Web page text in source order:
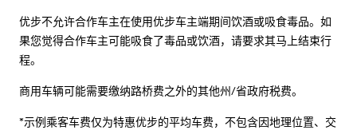
优步不允许合作车主在使用优步车主端期间饮酒或吸食毒品。如
果您觉得合作车主可能吸食了毒品或饮酒，请要求其马上结束行
程。
商用车辆可能需要缴纳路桥费之外的其他州/省政府税费。
*示例乘客车费仅为特惠优步的平均车费，不包含因地理位置、交